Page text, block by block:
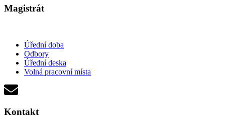
Magistrát
Úřední doba
Odbory
Úřední deska
Volná pracovní místa
Kontakt